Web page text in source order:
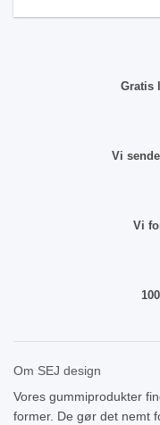
Gratis
Vi
Vi
Om SEJ design
Vores gummiprodukter
former. De gør det nemt